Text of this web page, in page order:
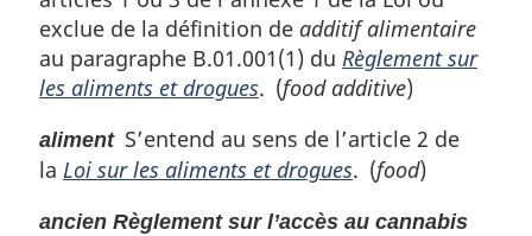
exclue de la définition de additif alimentaire
au paragraphe B.01.001(1) du Règlement sur
les aliments et drogues. (food additive)
alimentS’entend au sens de l’article 2 de
la Loi sur les aliments et drogues. (food)
ancien Règlement sur l’accès au cannabis